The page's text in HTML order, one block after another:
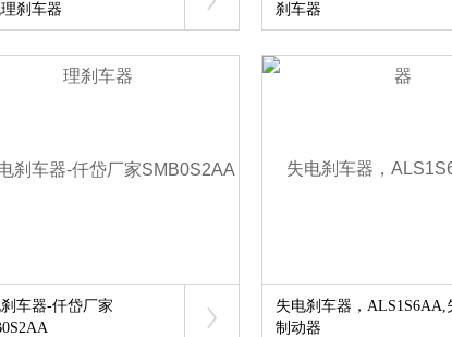
刹车器
刹车器
车器-仟岱厂家
失电刹车器，ALS1S6AA,
制动器